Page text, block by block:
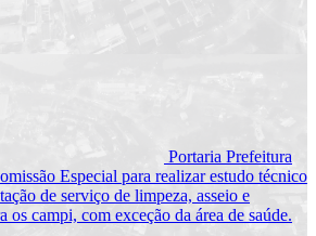
Portaria Prefeitura
Especial para realizar estudo técnico
de serviço de limpeza, asseio e
os campi, com exceção da área de saúde.